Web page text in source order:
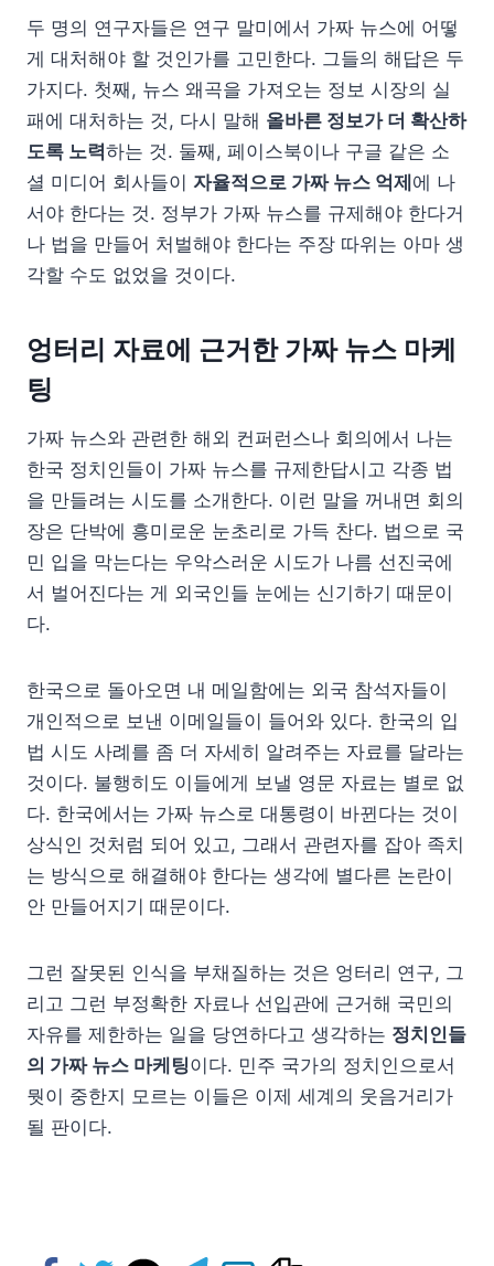
두 명의 연구자들은 연구 말미에서 가짜 뉴스에 어떻
게 대처해야 할 것인가를 고민한다. 그들의 해답은 두
가지다. 첫째, 뉴스 왜곡을 가져오는 정보 시장의 실
패에 대처하는 것, 다시 말해 올바른 정보가 더 확산하
도록 노력하는 것. 둘째, 페이스북이나 구글 같은 소
셜 미디어 회사들이 자율적으로 가짜 뉴스 억제 에 나
서야 한다는 것. 정부가 가짜 뉴스를 규제해야 한다거
나 법을 만들어 처벌해야 한다는 주장 따위는 아마 생
각할 수도 없었을 것이다.
엉터리 자료에 근거한 가짜 뉴스 마케
팅
가짜 뉴스와 관련한 해외 컨퍼런스나 회의에서 나는
한국 정치인들이 가짜 뉴스를 규제한답시고 각종 법
을 만들려는 시도를 소개한다. 이런 말을 꺼내면 회의
장은 단박에 흥미로운 눈초리로 가득 찬다. 법으로 국
민 입을 막는다는 우악스러운 시도가 나름 선진국에
서 벌어진다는 게 외국인들 눈에는 신기하기 때문이
다.
한국으로 돌아오면 내 메일함에는 외국 참석자들이
개인적으로 보낸 이메일들이 들어와 있다. 한국의 입
법 시도 사례를 좀 더 자세히 알려주는 자료를 달라는
것이다. 불행히도 이들에게 보낼 영문 자료는 별로 없
다. 한국에서는 가짜 뉴스로 대통령이 바뀐다는 것이
상식인 것처럼 되어 있고, 그래서 관련자를 잡아 족치
는 방식으로 해결해야 한다는 생각에 별다른 논란이
안 만들어지기 때문이다.
그런 잘못된 인식을 부채질하는 것은 엉터리 연구, 그
리고 그런 부정확한 자료나 선입관에 근거해 국민의
자유를 제한하는 일을 당연하다고 생각하는 정치인들
의 가짜 뉴스 마케팅이다. 민주 국가의 정치인으로서
뭣이 중한지 모르는 이들은 이제 세계의 웃음거리가
될 판이다.